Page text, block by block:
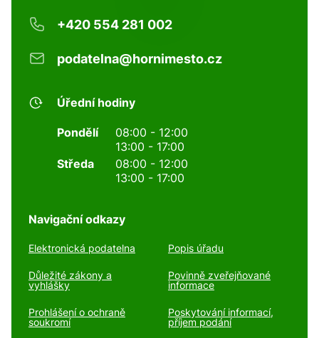
+420 554 281 002
podatelna@hornimesto.cz
Úřední hodiny
Pondělí
08:00 - 12:00
13:00 - 17:00
Středa
08:00 - 12:00
13:00 - 17:00
Navigační odkazy
Elektronická podatelna Popis úřadu
Důležité zákony a
vyhlášky
Povinně zveřejňované
informace
Prohlášení o ochraně
soukromí
Poskytování informací,
příjem podání